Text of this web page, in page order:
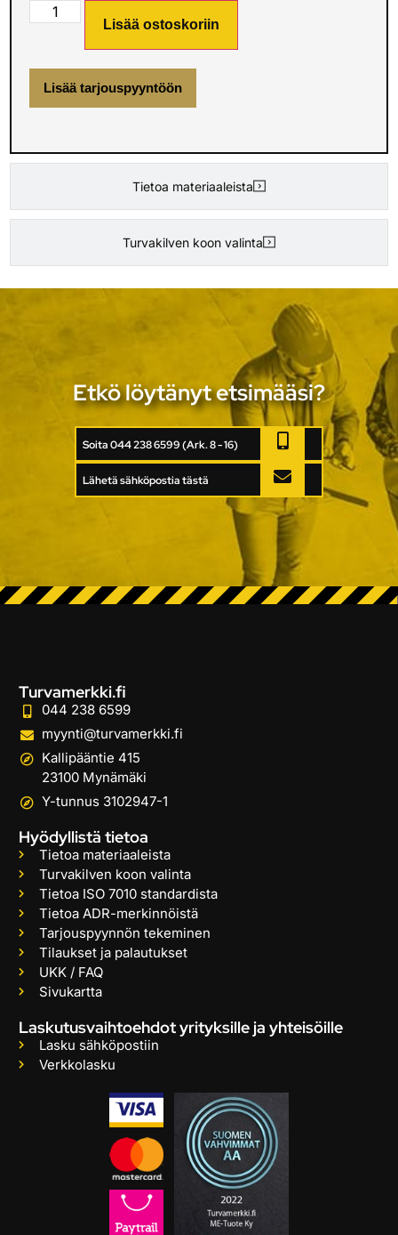
Tietoa materiaaleista
Turvakilven koon valinta
Lisää ostoskoriin
Lisää tarjouspyyntöön
Etkö löytänyt etsimääsi?
Soita 044 238 6599 (Ark. 8 - 16)
Lähetä sähköpostia tästä
Turvamerkki.fi
044 238 6599
myynti@turvamerkki.fi
Kallipääntie 415
23100 Mynämäki
Y-tunnus 3102947-1
Hyödyllistä tietoa
Tietoa materiaaleista
Turvakilven koon valinta
Tietoa ISO 7010 standardista
Tietoa ADR-merkinnöistä
Tarjouspyynnön tekeminen
Tilaukset ja palautukset
UKK / FAQ
Sivukartta
Laskutusvaihtoehdot yrityksille ja yhteisöille
Lasku sähköpostiin
Verkkolasku